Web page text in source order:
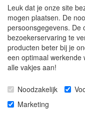
Fabulous Sales
Grotestraat 69C
5141 JN Waalwijk
E-mail:
Telefoon:
Leuk dat je onze site
mogen plaatsen. De
persoonsgegevens. De
bezoekerservaring te
producten beter bij je
een optimaal werkende
alle vakjes aan!
Noodzakelijk
Marketing